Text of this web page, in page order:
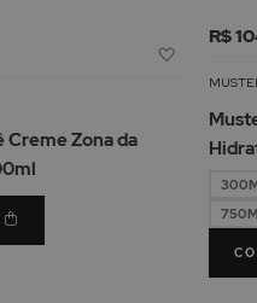
Desejos
Creme Zona da
R$